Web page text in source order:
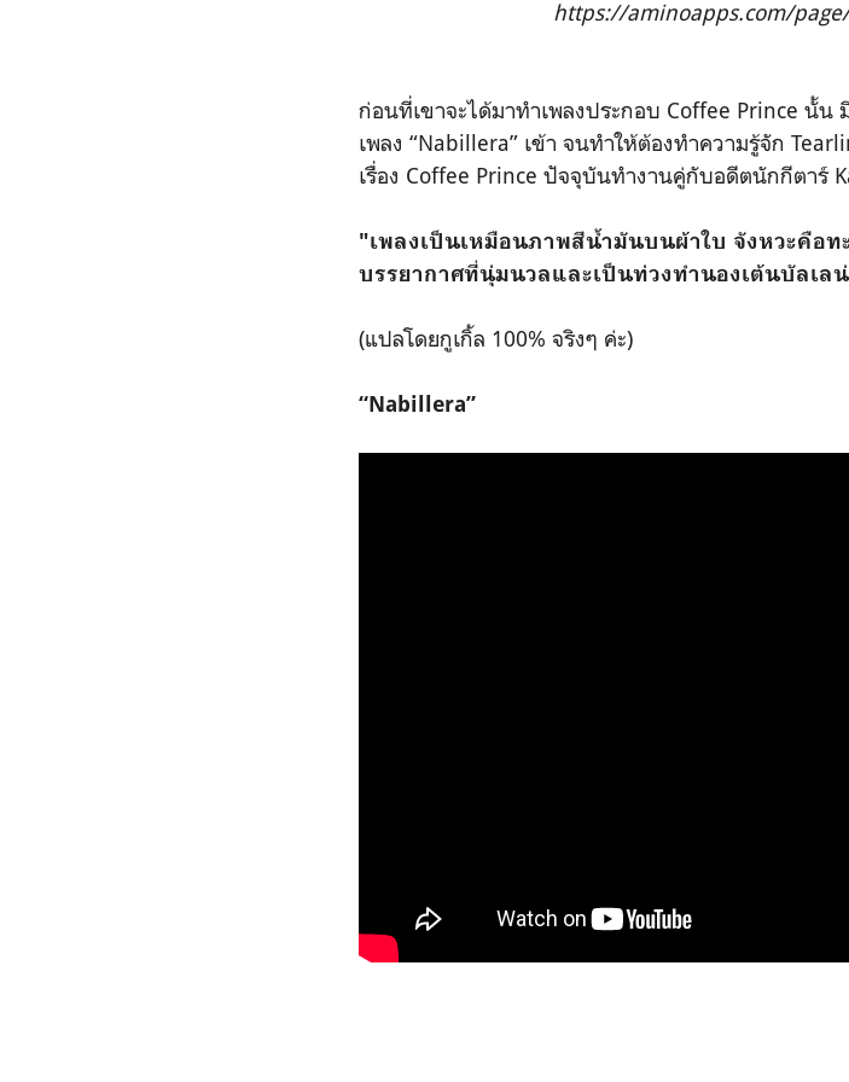
https://aminoapps.com/
ก่อนที่เขาจะได้มาทำเพลงประกอบ Coffee Prince นั้น
เพลง “Nabillera” เข้า จนทำให้ต้องทำความรู้จัก
เรื่อง Coffee Prince ปัจจุบันทำงานคู่กับอดีตนักกีตาร์
"เพลงเป็นเหมือนภาพสีน้ำมันบนผ้าใบ จังหวะคือท
บรรยากาศที่นุ่มนวลและเป็นท่วงทำนองเต้นบัลเล
(แปลโดยกูเกิ้ล 100% จริงๆ ค่ะ)
“Nabillera”